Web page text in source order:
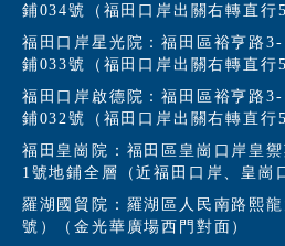
鋪034號（福田口岸出關右轉直行
福田口岸星光院：福田區裕亨路
鋪033號（福田口岸出關右轉直行
福田口岸啟德院：福田區裕亨路
鋪032號（福田口岸出關右轉直行
福田皇崗院：福田區皇崗口岸皇
1號地鋪全層（近福田口岸、皇崗
羅湖國貿院：羅湖區人民南路熙
號）（金光華廣場西門對面）